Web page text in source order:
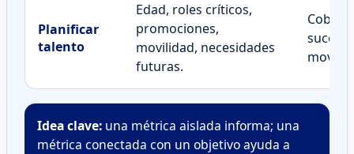
Planificar
talento
Edad, roles críticos,
promociones,
movilidad, necesidades
futuras.
Idea clave: una métrica aislada informa; una
métrica conectada con un objetivo ayuda a